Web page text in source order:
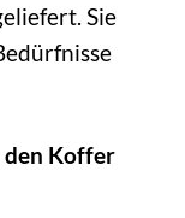
Sie
den Koffer